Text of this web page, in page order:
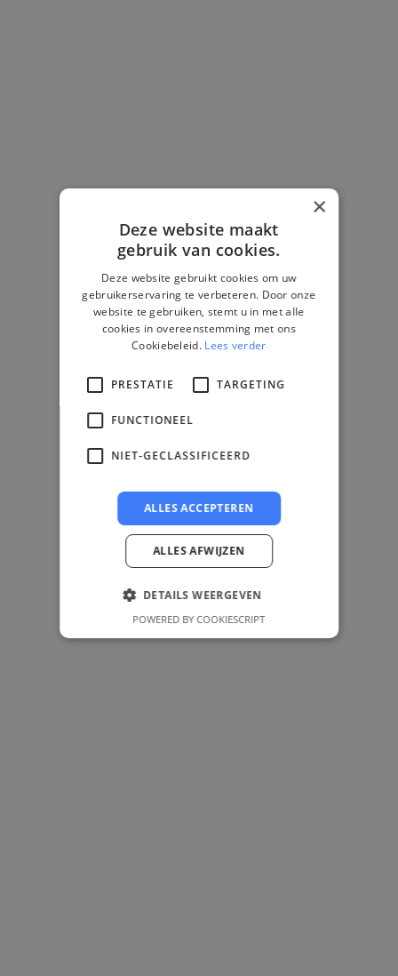
×
Deze website maakt
gebruik van cookies.
Deze website gebruikt cookies om uw
gebruikerservaring te verbeteren. Door onze
website te gebruiken, stemt u in met alle
cookies in overeenstemming met ons
Cookiebeleid. Lees verder
PRESTATIE TARGETING
FUNCTIONEEL
NIET-GECLASSIFICEERD
ALLES ACCEPTEREN
ALLES AFWIJZEN
DETAILS WEERGEVEN
POWERED BY COOKIESCRIPT